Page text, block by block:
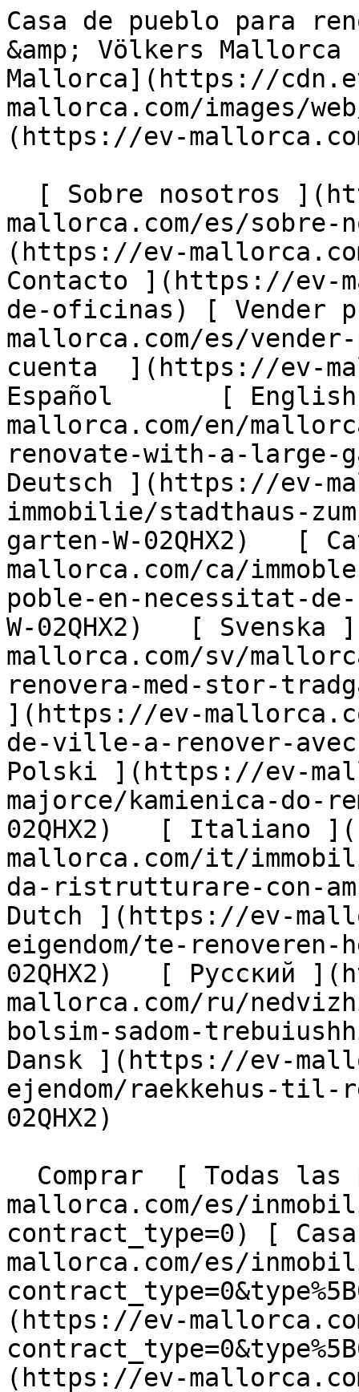
Casa de pueblo para renovar con gran patio - Engel &amp; Völkers Mallorca                [ ![EV Mallorca](https://cdn.ev-mallorca.com/images/web/EV_Logo_RGB.svg) ](https://ev-mallorca.com/es)  Mallorca  

  [ Sobre nosotros ](https://ev-mallorca.com/es/sobre-nosotros) [ Sobre Mallorca ](https://ev-mallorca.com/es/sobre-mallorca) [ Contacto ](https://ev-mallorca.com/es/ubicaciones-de-oficinas) [ Vender propiedad ](https://ev-mallorca.com/es/vender-propiedad-mallorca) [    Mi cuenta  ](https://ev-mallorca.com/es/mi-cuenta)   Español       [ English ](https://ev-mallorca.com/en/mallorca-property/townhouse-to-renovate-with-a-large-garden-W-02QHX2)    [ Deutsch ](https://ev-mallorca.com/de/mallorca-immobilie/stadthaus-zum-renovieren-mit-grossem-garten-W-02QHX2)   [ Català ](https://ev-mallorca.com/ca/immoble-mallorca/una-casa-de-poble-en-necessitat-de-renovacio-amb-un-pati-gran-W-02QHX2)   [ Svenska ](https://ev-mallorca.com/sv/mallorca-fastighet/radhus-att-renovera-med-stor-tradgard-W-02QHX2)   [ Français ](https://ev-mallorca.com/fr/bien-majorque/maison-de-ville-a-renover-avec-grand-jardin-W-02QHX2)   [ Polski ](https://ev-mallorca.com/pl/nieruchomosc-majorce/kamienica-do-remontu-z-duzym-ogrodem-W-02QHX2)   [ Italiano ](https://ev-mallorca.com/it/immobili-maiorca/casa-a-schiera-da-ristrutturare-con-ampio-giardino-W-02QHX2)   [ Dutch ](https://ev-mallorca.com/nl/mallorca-eigendom/te-renoveren-herenhuis-met-grote-tuin-W-02QHX2)   [ Русский ](https://ev-mallorca.com/ru/nedvizhimost-mayorka/taunxaus-s-bolsim-sadom-trebuiushhii-remonta-W-02QHX2)   [ Dansk ](https://ev-mallorca.com/da/mallorca-ejendom/raekkehus-til-renovering-med-stor-have-W-02QHX2)   

  Comprar  [ Todas las propiedades ](https://ev-mallorca.com/es/inmobiliaria-mallorca?contract_type=0) [ Casa ](https://ev-mallorca.com/es/inmobiliaria-mallorca?contract_type=0&type%5B0%5D=0) [ Finca ](https://ev-mallorca.com/es/inmobiliaria-mallorca?contract_type=0&type%5B0%5D=1) [ Apartamento ](https://ev-mallorca.com/es/inmobiliaria-mallorca?contract_type=0&type%5B0%5D=2) [ Ático ](https://ev-mallorca.com/es/inmobiliaria-mallorca?contract_type=0&type%5B0%5D=5) [ Solares ](https://ev-mallorca.com/es/inmobiliaria-mallorca?contract_type=0&type%5B0%5D=3) [ Obra nueva ](https://ev-mallorca.com/es/inmobiliaria-mallorca?contract_type=0&type%5B0%5D=development) 

  Alquilar  [ Todas las propiedades ](https://ev-mallorca.com/es/inmobiliaria-mallorca?contract_type=1) [ Casa ](https://ev-mallorca.com/es/inmobiliaria-mallorca?contract_type=1&type%5B0%5D=0) [ Finca ](https://ev-mallorca.com/es/inmobiliaria-mallorca?contract_type=1&type%5B0%5D=1) [ Apartamento ](https://ev-mallorca.com/es/inmobiliaria-mallorca?contract_type=1&type%5B0%5D=2) [ Ático ](https://ev-mallorca.com/es/inmobiliaria-mallorca?contract_type=1&type%5B0%5D=5) 

  Alquiler Vacacional  [ Todas las propiedades ](https://ev-mallorca.com/es/alquiler-vacacional) [ Casa ](https://ev-mallorca.com/es/alquiler-vacacional?type%5B0%5D=0) [ Finca ](https://ev-mallorca.com/es/alquiler-vacacional?type%5B0%5D=1) [ Apartamento ](https://ev-mallorca.com/es/alquiler-vacacional?type%5B0%5D=2) [ Ático ](https://ev-mallorca.com/es/alquiler-vacacional?type%5B0%5D=5) 

  Comercial  [ Todas las propiedades ](https://ev-mallorca.com/es/propiedades-comerciales) [ Agricultura y bosques ](https://ev-mallorca.com/es/propiedades-comerciales?type%5B0%5D=6) [ Hotel ](https://ev-mallorca.com/es/propiedades-comerciales?type%5B0%5D=7) [ Industria ](https://ev-mallorca.com/es/propiedades-comerciales?type%5B0%5D=8) [ Inversión ](https://ev-mallorca.com/es/propiedades-comerciales?type%5B0%5D=9) [ Gastronomía ](https://ev-mallorca.com/es/propiedades-comerciales?type%5B0%5D=10) [ Solares ](https://ev-mallorca.com/es/propiedades-comerciales?type%5B0%5D=11) [ Oficina ](https://ev-mallorca.com/es/propiedades-comerciales?type%5B0%5D=12) [ Otros ](https://ev-mallorca.com/es/propiedades-comerciales?type%5B0%5D=13) [ Tienda ](https://ev-mallorca.com/es/propiedades-comerciales?type%5B0%5D=14) 

 [ Obra nueva ](https://ev-mallorca.com/es/obra-nueva-mallorca) 

     Español       [ English ](https://ev-mallorca.com/en/mallorca-property/townhouse-to-renovate-with-a-large-garden-W-02QHX2)    [ Deutsch ](https://ev-mallorca.com/de/mallorca-immobilie/stadthaus-zum-renovieren-mit-grossem-garten-W-02QHX2)   [ Català ](https://ev-mallorca.com/ca/immoble-mallorca/una-casa-de-poble-en-necessitat-de-renovacio-amb-un-pati-gran-W-02QHX2)